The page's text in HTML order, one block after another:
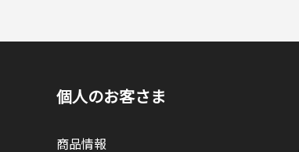
個人のお客さま
商品情報